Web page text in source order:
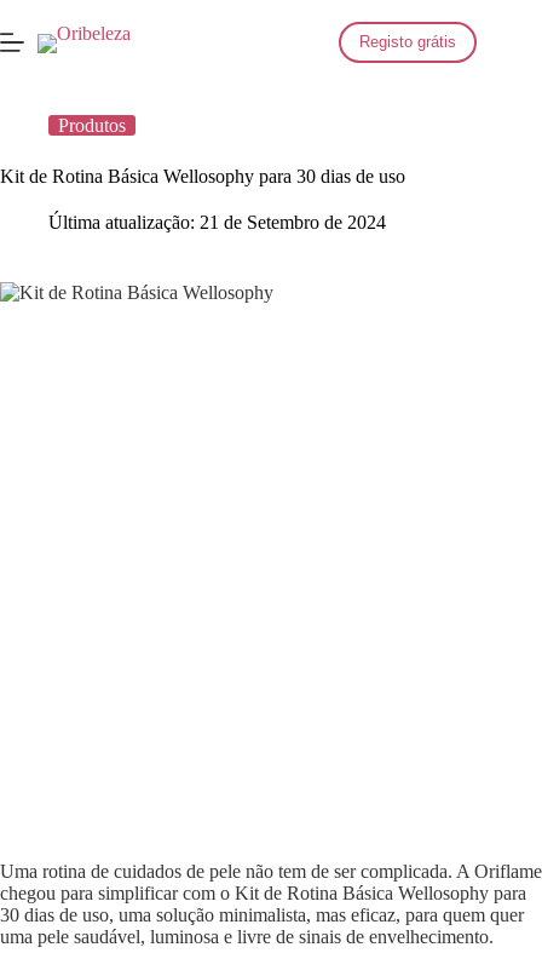
para
o
Registo grátis
Produtos
Kit de Rotina Básica Wellosophy para 30 dias de uso
Última atualização: 21 de Setembro de 2024
Uma rotina de cuidados de pele não tem de ser complicada. A Oriflame
chegou para simplificar com o Kit de Rotina Básica Wellosophy para
30 dias de uso, uma solução minimalista, mas eficaz, para quem quer
uma pele saudável, luminosa e livre de sinais de envelhecimento.